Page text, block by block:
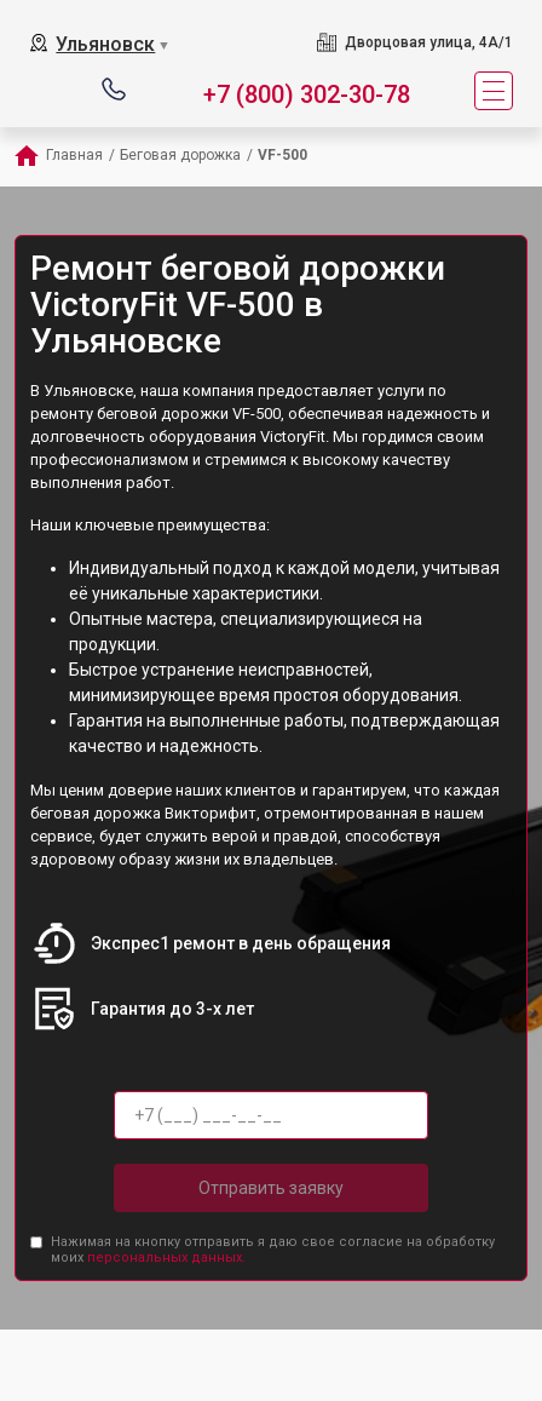
Ульяновск ▼ Дворцовая улица, 4А/1
+7 (800) 302-30-78
Главная / Беговая дорожка / VF-500
Ремонт беговой дорожки
VictoryFit VF-500 в
Ульяновске
В Ульяновске, наша компания предоставляет услуги по
ремонту беговой дорожки VF-500, обеспечивая надежность и
долговечность оборудования VictoryFit. Мы гордимся своим
профессионализмом и стремимся к высокому качеству
выполнения работ.
Наши ключевые преимущества:
Индивидуальный подход к каждой модели, учитывая
её уникальные характеристики.
Опытные мастера, специализирующиеся на
продукции.
Быстрое устранение неисправностей,
минимизирующее время простоя оборудования.
Гарантия на выполненные работы, подтверждающая
качество и надежность.
Мы ценим доверие наших клиентов и гарантируем, что каждая
беговая дорожка Викторифит, отремонтированная в нашем
сервисе, будет служить верой и правдой, способствуя
здоровому образу жизни их владельцев.
Экспрес1 ремонт в день обращения
Гарантия до 3-х лет
Отправить заявку
Нажимая на кнопку отправить я даю свое согласие на обработку
моих персональных данных.